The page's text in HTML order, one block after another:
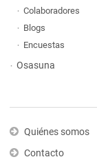
Colaboradores
Blogs
Encuestas
Osasuna
Quiénes somos
Contacto